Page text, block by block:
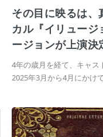
その目に映るは
カル『イリュー
ージョンが上演決
4年の歳月を経て、キャス
2025年3月から4月にかけ